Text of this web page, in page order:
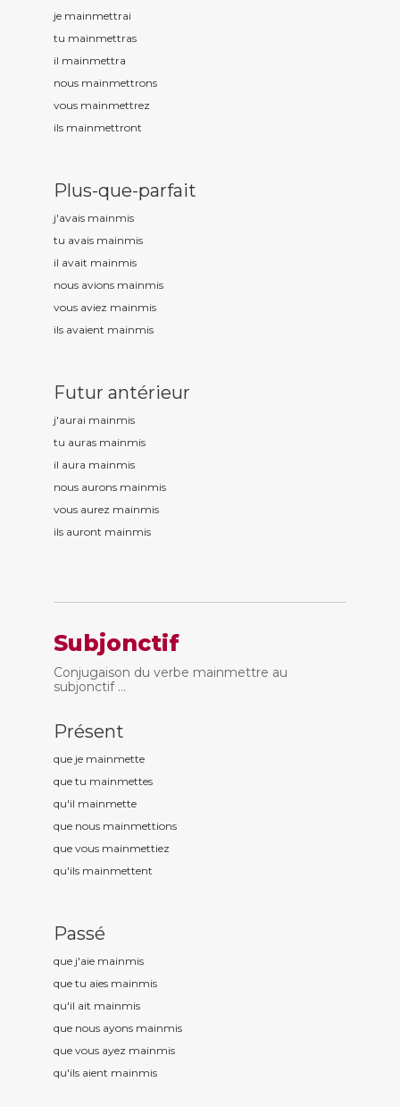
je mainmettrai
tu mainmettras
il mainmettra
nous mainmettrons
vous mainmettrez
ils mainmettront
Plus-que-parfait
j'avais mainmis
tu avais mainmis
il avait mainmis
nous avions mainmis
vous aviez mainmis
ils avaient mainmis
Futur antérieur
j'aurai mainmis
tu auras mainmis
il aura mainmis
nous aurons mainmis
vous aurez mainmis
ils auront mainmis
Subjonctif
Conjugaison du verbe mainmettre au
subjonctif ...
Présent
que je mainmette
que tu mainmettes
qu'il mainmette
que nous mainmettions
que vous mainmettiez
qu'ils mainmettent
Passé
que j'aie mainmis
que tu aies mainmis
qu'il ait mainmis
que nous ayons mainmis
que vous ayez mainmis
qu'ils aient mainmis